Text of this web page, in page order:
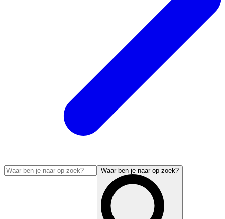
Waar ben je naar op zoek?